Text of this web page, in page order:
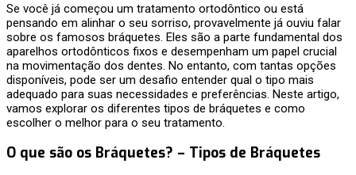
Se você já começou um tratamento ortodôntico ou está
pensando em alinhar o seu sorriso, provavelmente já ouviu falar
sobre os famosos bráquetes. Eles são a parte fundamental dos
aparelhos ortodônticos fixos e desempenham um papel crucial
na movimentação dos dentes. No entanto, com tantas opções
disponíveis, pode ser um desafio entender qual o tipo mais
adequado para suas necessidades e preferências. Neste artigo,
vamos explorar os diferentes tipos de bráquetes e como
escolher o melhor para o seu tratamento.
O que são os Bráquetes? – Tipos de Bráquetes